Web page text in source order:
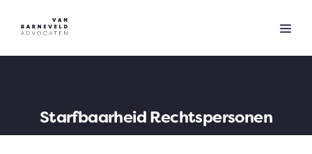
Starfbaarheid Rechtspersonen